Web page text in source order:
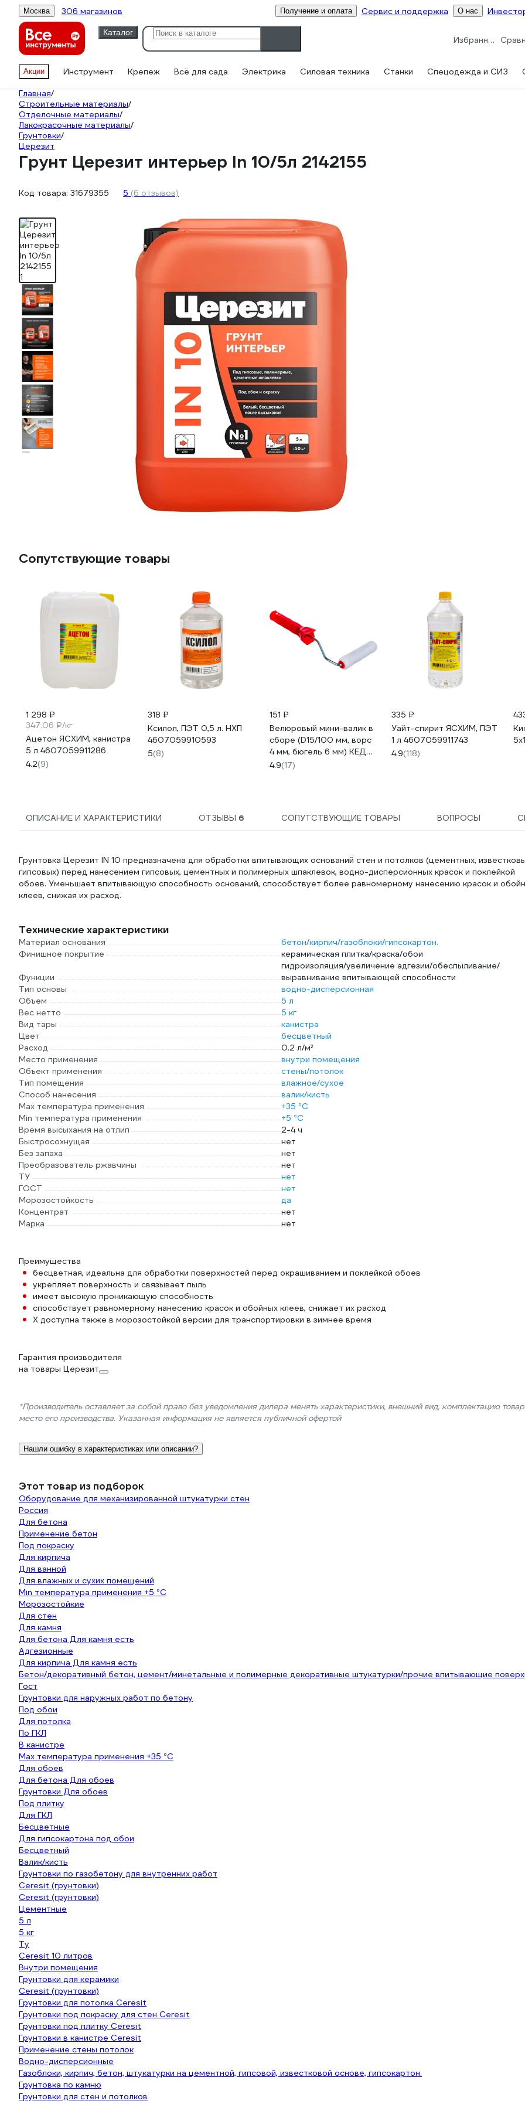
Москва 306 магазинов Получение и оплата Сервис и поддержка О нас
Каталог
Избранное
Акции Инструмент Крепеж Всё для сада Электрика Силовая техника Станки Спецодежда и СИЗ
Главная/
Строительные материалы/
Отделочные материалы/
Лакокрасочные материалы/
Грунтовки/
Церезит
Грунт Церезит интерьер In 10/5л 2142155
Код товара: 31679355 5 (6 отзывов)
Сопутствующие товары
1 298 ₽
347.06 ₽/кг
Ацетон ЯСХИМ, канистра
5 л 4607059911286
4.2(9)
318 ₽
Ксилол, ПЭТ 0,5 л. НХП
4607059910593
5(8)
151 ₽
Велюровый мини-валик в
сборе (D15/100 мм, ворс
4 мм, бюгель 6 мм) КЕДР
043-1510 25948
4.9(17)
335 ₽
Уайт-спирит ЯСХИМ, ПЭТ
1 л 4607059911743
4.9(118)
ОПИСАНИЕ И ХАРАКТЕРИСТИКИ ОТЗЫВЫ 6 СОПУТСТВУЮЩИЕ ТОВАРЫ ВОПРОСЫ
Грунтовка Церезит IN 10 предназначена для обработки впитывающих оснований стен и потолков (цементных,
гипсовых) перед нанесением гипсовых, цементных и полимерных шпаклевок, водно-дисперсионных красок и поклейкой
обоев. Уменьшает впитывающую способность оснований, способствует более равномерному нанесению красок и
клеев, снижая их расход.
Технические характеристики
Материал основания
бетон/кирпич/газоблоки/гипсокартон.
Финишное покрытие
керамическая плитка/краска/обои
Функции
гидроизоляция/увеличение адгезии/обеспыливание/
выравнивание впитывающей способности
Тип основы
водно-дисперсионная
Объем
5 л
Вес нетто
5 кг
Вид тары
канистра
Цвет
бесцветный
Расход
0.2 л/м²
Место применения
внутри помещения
Объект применения
стены/потолок
Тип помещения
влажное/сухое
Способ нанесения
валик/кисть
Max температура применения
+35 °С
Min температура применения
+5 °С
Время высыхания на отлип
2-4 ч
Быстросохнущая
нет
Без запаха
нет
Преобразователь ржавчины
нет
ТУ
нет
ГОСТ
нет
Морозостойкость
да
Концентрат
нет
Марка
нет
Преимущества
бесцветная, идеальна для обработки поверхностей перед окрашиванием и поклейкой обоев
укрепляет поверхность и связывает пыль
имеет высокую проникающую способность
способствует равномерному нанесению красок и обойных клеев, снижает их расход
X доступна также в морозостойкой версии для транспортировки в зимнее время
Гарантия производителя
на товары Церезит
*Производитель оставляет за собой право без уведомления дилера менять характеристики, внешний вид, комплектацию
место его производства. Указанная информация не является публичной офертой
Нашли ошибку в характеристиках или описании?
Этот товар из подборок
Оборудование для механизированной штукатурки стен
Россия
Для бетона
Применение бетон
Под покраску
Для кирпича
Для ванной
Для влажных и сухих помещений
Min температура применения +5 °С
Морозостойкие
Для стен
Для камня
Для бетона Для камня есть
Адгезионные
Для кирпича Для камня есть
Бетон/декоративный бетон, цемент/минетальные и полимерные декоративные штукатурки/прочие впитывающие
Гост
Грунтовки для наружных работ по бетону
Под обои
Для потолка
По ГКЛ
В канистре
Max температура применения +35 °С
Для обоев
Для бетона Для обоев
Грунтовки Для обоев
Под плитку
Для ГКЛ
Бесцветные
Для гипсокартона под обои
Бесцветный
Валик/кисть
Грунтовки по газобетону для внутренних работ
Ceresit (грунтовки)
Ceresit (грунтовки)
Цементные
5 л
5 кг
Ту
Ceresit 10 литров
Внутри помещения
Грунтовки для керамики
Ceresit (грунтовки)
Грунтовки для потолка Ceresit
Грунтовки под покраску для стен Ceresit
Грунтовки под плитку Ceresit
Грунтовки в канистре Ceresit
Применение стены потолок
Водно-дисперсионные
Газоблоки, кирпич, бетон, штукатурки на цементной, гипсовой, известковой основе, гипсокартон.
Грунтовка по камню
Грунтовки для стен и потолков